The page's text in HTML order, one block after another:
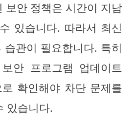
보안 정책은 시간이 지남
있습니다. 따라서 최신
습관이 필요합니다. 특히
안 프로그램 업데이트
확인해야 차단 문제를
있습니다.